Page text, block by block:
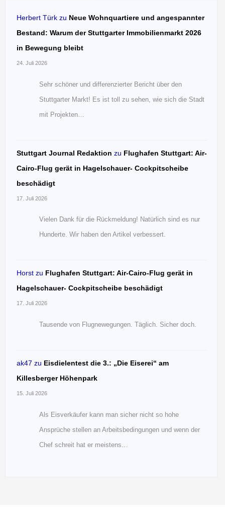
Herbert Türk zu Neue Wohnquartiere und angespannter
Bestand: Warum der Stuttgarter Immobilienmarkt 2026
in Bewegung bleibt
24. Juli 2026
Sehr schöner und differenzierter Bericht über den
Stuttgarter Markt! Es ist toll zu sehen, wie sich die Stadt
mit Projekten…
Stuttgart Journal Redaktion zu Flughafen Stuttgart: Air-
Cairo-Flug gerät in Hagelschauer- Cockpitscheibe
beschädigt
17. Juli 2026
Vielen Dank für die Rückmeldung! Natürlich sind es nur
Hunderte. Wir haben den Artikel verbessert.
Horst zu Flughafen Stuttgart: Air-Cairo-Flug gerät in
Hagelschauer- Cockpitscheibe beschädigt
17. Juli 2026
Tausende von Flugnewegungen. Täglich. Sicher doch.
ak47 zu Eisdielentest die 3.: „Die Eiserei“ am
Killesberger Höhenpark
15. Juli 2026
Als Eisverkäufer kann man sicher nicht so hohe
Ansprüche stellen an Arbeitsbedingungen und wenn der
Chef schreit hat er meistens…